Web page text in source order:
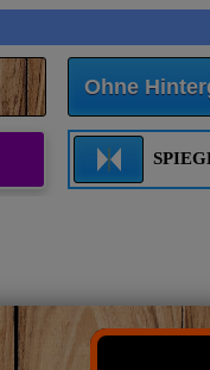
Ohne